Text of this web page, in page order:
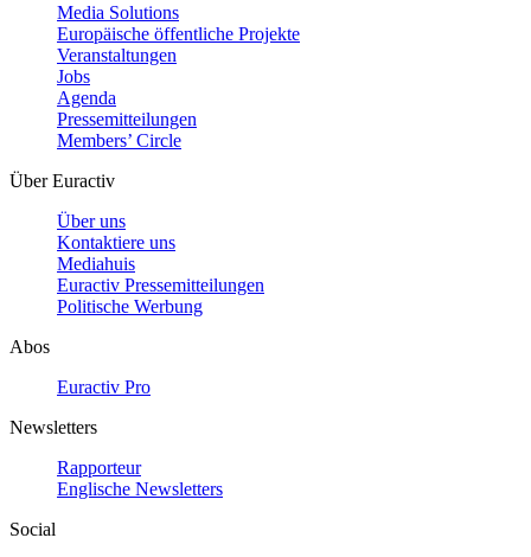
Media Solutions
Europäische öffentliche Projekte
Veranstaltungen
Jobs
Agenda
Pressemitteilungen
Members’ Circle
Über Euractiv
Über uns
Kontaktiere uns
Mediahuis
Euractiv Pressemitteilungen
Politische Werbung
Abos
Euractiv Pro
Newsletters
Rapporteur
Englische Newsletters
Social